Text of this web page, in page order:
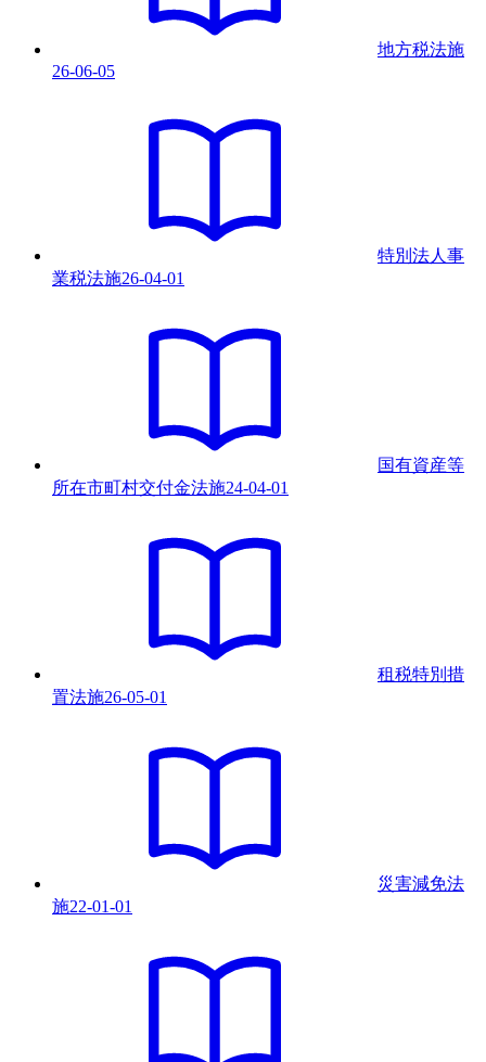
地方税法施
26-06-05
特別法人事
業税法施26-04-01
国有資産等
所在市町村交付金法施24-04-01
租税特別措
置法施26-05-01
災害減免法
施22-01-01